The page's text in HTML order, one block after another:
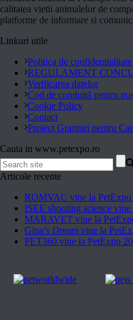
calitatea vietii animalelor de
platforme de informare si
Linkuri utile
Politica de
REGULAMENT
Verificarea datelor
Cod de conduită pentru
Cookie Policy
Contact
Proiect Granturi pentru
Cauta in www.petexpo.ro
Articole recente
ROMVAC vine la PetExpo
ISEE shooting science
MARAVET vine la
Gina’s Dream vine la
PET360 vine la PetExpo